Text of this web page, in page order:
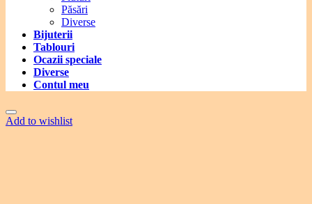
Păsări
Diverse
Bijuterii
Tablouri
Ocazii speciale
Diverse
Contul meu
Add to wishlist